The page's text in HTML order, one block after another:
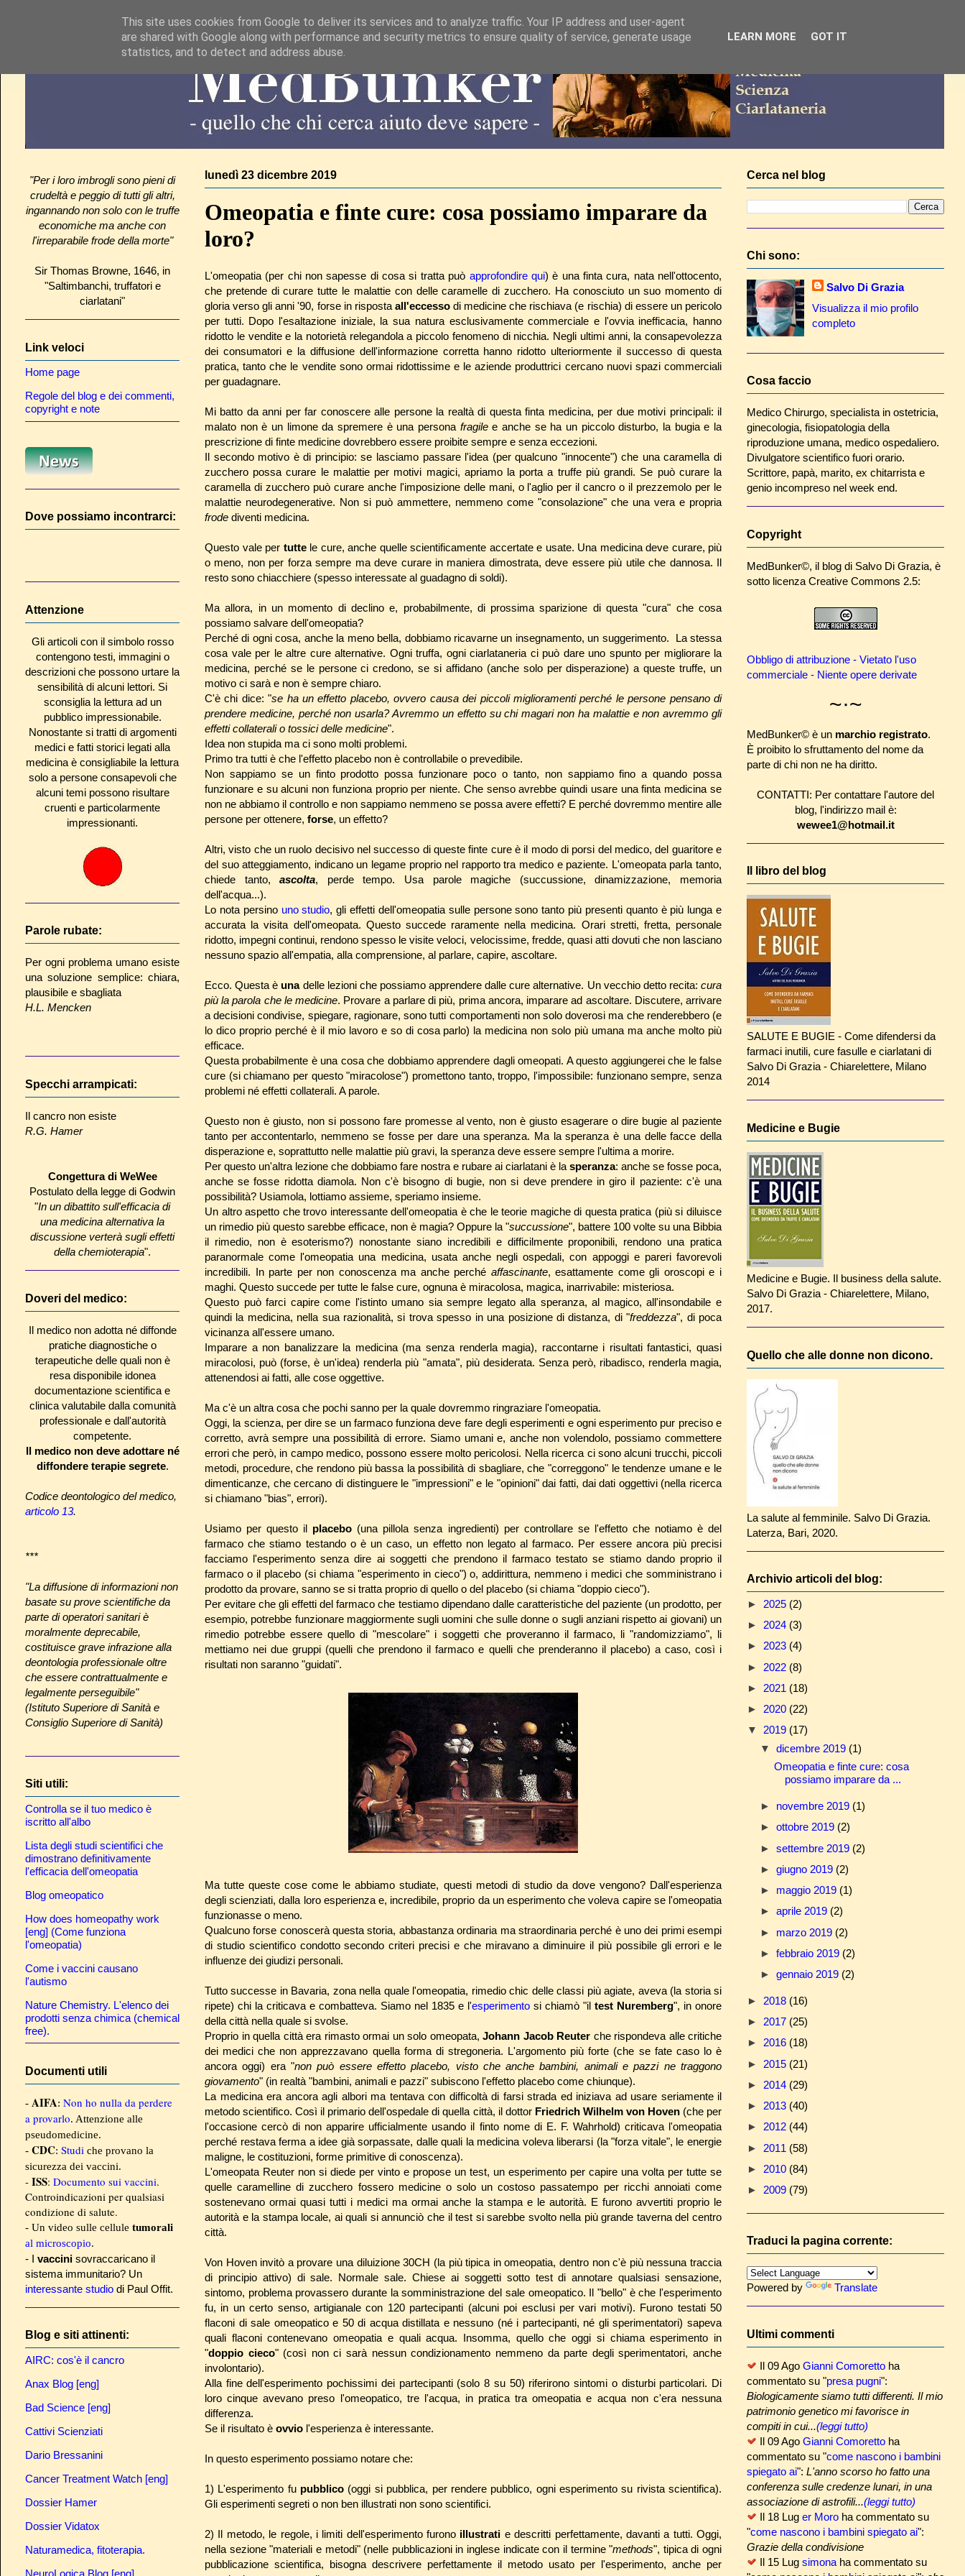
lunedì 23 dicembre 2019
Omeopatia e finte cure: cosa possiamo imparare da
loro?
L'omeopatia (per chi non sapesse di cosa si tratta può approfondire qui) è una finta cura, nata nell'ottocento,
che pretende di curare tutte le malattie con delle caramelle di zucchero. Ha conosciuto un suo momento di
gloria verso gli anni '90, forse in risposta all'eccessodi medicine che rischiava (e rischia) di essere un pericolo
per tutti. Dopo l'esaltazione iniziale, la sua natura esclusivamente commerciale e l'ovvia inefficacia, hanno
ridotto le vendite e la notorietà relegandola a piccolo fenomeno di nicchia. Negli ultimi anni, la consapevolezza
dei consumatori e la diffusione dell'informazione corretta hanno ridotto ulteriormente il successo di questa
pratica, tanto che le vendite sono ormai ridottissime e le aziende produttrici cercano nuovi spazi commerciali
per guadagnare.
Mi batto da anni per far conoscere alle persone la realtà di questa finta medicina, per due motivi principali: il
malato non è un limone da spremere è una persona fragilee anche se ha un piccolo disturbo, la bugia e la
prescrizione di finte medicine dovrebbero essere proibite sempre e senza eccezioni.
Il secondo motivo è di principio: se lasciamo passare l'idea (per qualcuno "innocente") che una caramella di
zucchero possa curare le malattie per motivi magici, apriamo la porta a truffe più grandi. Se può curare la
caramella di zucchero può curare anche l'imposizione delle mani, o l'aglio per il cancro o il prezzemolo per le
malattie neurodegenerative. Non si può ammettere, nemmeno come "consolazione" che una vera e propria
frode diventi medicina.
Questo vale per tutte le cure, anche quelle scientificamente accertate e usate. Una medicina deve curare, più
o meno, non per forza sempre ma deve curare in maniera dimostrata, deve essere più utile che dannosa. Il
resto sono chiacchiere (spesso interessate al guadagno di soldi).
Ma allora, in un momento di declino e, probabilmente, di prossima sparizione di questa "cura" che cosa
possiamo salvare dell'omeopatia?
Perché di ogni cosa, anche la meno bella, dobbiamo ricavarne un insegnamento, un suggerimento. La stessa
cosa vale per le altre cure alternative. Ogni truffa, ogni ciarlataneria ci può dare uno spunto per migliorare la
medicina, perché se le persone ci credono, se si affidano (anche solo per disperazione) a queste truffe, un
motivo ci sarà e non è sempre chiaro.
C'è chi dice: "se ha un effetto placebo, ovvero causa dei piccoli miglioramenti perché le persone pensano di
prendere medicine, perché non usarla? Avremmo un effetto su chi magari non ha malattie e non avremmo gli
effetti collaterali o tossici delle medicine".
Idea non stupida ma ci sono molti problemi.
Primo tra tutti è che l'effetto placebo non è controllabile o prevedibile.
Non sappiamo se un finto prodotto possa funzionare poco o tanto, non sappiamo fino a quando possa
funzionare e su alcuni non funziona proprio per niente. Che senso avrebbe quindi usare una finta medicina se
non ne abbiamo il controllo e non sappiamo nemmeno se possa avere effetti? E perché dovremmo mentire alle
persone per ottenere, forse, un effetto?
Altri, visto che un ruolo decisivo nel successo di queste finte cure è il modo di porsi del medico, del guaritore e
del suo atteggiamento, indicano un legame proprio nel rapporto tra medico e paziente. L'omeopata parla tanto,
chiede tanto,ascolta, perde tempo. Usa parole magiche (succussione, dinamizzazione, memoria
dell'acqua...).
Lo nota persino uno studio, gli effetti dell'omeopatia sulle persone sono tanto più presenti quanto è più lunga e
accurata la visita dell'omeopata. Questo succede raramente nella medicina. Orari stretti, fretta, personale
ridotto, impegni continui, rendono spesso le visite veloci, velocissime, fredde, quasi atti dovuti che non lasciano
nessuno spazio all'empatia, alla comprensione, al parlare, capire, ascoltare.
Ecco. Questa è una delle lezioni che possiamo apprendere dalle cure alternative. Un vecchio detto recita: cura
più la parola che le medicine. Provare a parlare di più, prima ancora, imparare ad ascoltare. Discutere, arrivare
a decisioni condivise, spiegare, ragionare, sono tutti comportamenti non solo doverosi ma che renderebbero (e
lo dico proprio perché è il mio lavoro e so di cosa parlo) la medicina non solo più umana ma anche molto più
efficace.
Questa probabilmente è una cosa che dobbiamo apprendere dagli omeopati. A questo aggiungerei che le false
cure (si chiamano per questo "miracolose") promettono tanto, troppo, l'impossibile: funzionano sempre, senza
problemi né effetti collaterali. A parole.
Questo non è giusto, non si possono fare promesse al vento, non è giusto esagerare o dire bugie al paziente
tanto per accontentarlo, nemmeno se fosse per dare una speranza. Ma la speranza è una delle facce della
disperazione e, soprattutto nelle malattie più gravi, la speranza deve essere sempre l'ultima a morire.
Per questo un'altra lezione che dobbiamo fare nostra e rubare ai ciarlatani è la speranza: anche se fosse poca,
anche se fosse ridotta diamola. Non c'è bisogno di bugie, non si deve prendere in giro il paziente: c'è una
possibilità? Usiamola, lottiamo assieme, speriamo insieme.
Un altro aspetto che trovo interessante dell'omeopatia è che le teorie magiche di questa pratica (più si diluisce
un rimedio più questo sarebbe efficace, non è magia? Oppure la "succussione", battere 100 volte su una Bibbia
il rimedio, non è esoterismo?) nonostante siano incredibili e difficilmente proponibili, rendono una pratica
paranormale come l'omeopatia una medicina, usata anche negli ospedali, con appoggi e pareri favorevoli
incredibili. In parte per non conoscenza ma anche perché affascinante, esattamente come gli oroscopi e i
maghi. Questo succede per tutte le false cure, ognuna è miracolosa, magica, inarrivabile: misteriosa.
Questo può farci capire come l'istinto umano sia sempre legato alla speranza, al magico, all'insondabile e
quindi la medicina, nella sua razionalità, si trova spesso in una posizione di distanza, di "freddezza", di poca
vicinanza all'essere umano.
Imparare a non banalizzare la medicina (ma senza renderla magia), raccontarne i risultati fantastici, quasi
miracolosi, può (forse, è un'idea) renderla più "amata", più desiderata. Senza però, ribadisco, renderla magia,
attenendosi ai fatti, alle cose oggettive.
Ma c'è un altra cosa che pochi sanno per la quale dovremmo ringraziare l'omeopatia.
Oggi, la scienza, per dire se un farmaco funziona deve fare degli esperimenti e ogni esperimento pur preciso e
corretto, avrà sempre una possibilità di errore. Siamo umani e, anche non volendolo, possiamo commettere
errori che però, in campo medico, possono essere molto pericolosi. Nella ricerca ci sono alcuni trucchi, piccoli
metodi, procedure, che rendono più bassa la possibilità di sbagliare, che "correggono" le tendenze umane e le
dimenticanze, che cercano di distinguere le "impressioni" e le "opinioni" dai fatti, dai dati oggettivi (nella ricerca
si chiamano "bias", errori).
Usiamo per questo il placebo (una pillola senza ingredienti) per controllare se l'effetto che notiamo è del
farmaco che stiamo testando o è un caso, un effetto non legato al farmaco. Per essere ancora più precisi
facciamo l'esperimento senza dire ai soggetti che prendono il farmaco testato se stiamo dando proprio il
farmaco o il placebo (si chiama "esperimento in cieco") o, addirittura, nemmeno i medici che somministrano i
prodotto da provare, sanno se si tratta proprio di quello o del placebo (si chiama "doppio cieco").
Per evitare che gli effetti del farmaco che testiamo dipendano dalle caratteristiche del paziente (un prodotto, per
esempio, potrebbe funzionare maggiormente sugli uomini che sulle donne o sugli anziani rispetto ai giovani) un
rimedio potrebbe essere quello di "mescolare" i soggetti che proveranno il farmaco, li "randomizziamo", li
mettiamo nei due gruppi (quelli che prendono il farmaco e quelli che prenderanno il placebo) a caso, così i
risultati non saranno "guidati".
Ma tutte queste cose come le abbiamo studiate, questi metodi di studio da dove vengono? Dall'esperienza
degli scienziati, dalla loro esperienza e, incredibile, proprio da un esperimento che voleva capire se l'omeopatia
funzionasse o meno.
Qualcuno forse conoscerà questa storia, abbastanza ordinaria ma straordinaria perché è uno dei primi esempi
di studio scientifico condotto secondo criteri precisi e che miravano a diminuire il più possibile gli errori e le
influenze dei giudizi personali.
Tutto successe in Bavaria, zona nella quale l'omeopatia, rimedio chic delle classi più agiate, aveva (la storia si
ripete) chi la criticava e combatteva. Siamo nel 1835 e l'esperimento si chiamò "il test Nuremberg", in onore
della città nella quale si svolse.
Proprio in quella città era rimasto ormai un solo omeopata, Johann Jacob Reuter che rispondeva alle critiche
dei medici che non apprezzavano quella forma di stregoneria. L'argomento più forte (che se fate caso lo è
ancora oggi) era "non può essere effetto placebo, visto che anche bambini, animali e pazzi ne traggono
giovamento" (in realtà "bambini, animali e pazzi" subiscono l'effetto placebo come chiunque).
La medicina era ancora agli albori ma tentava con difficoltà di farsi strada ed iniziava ad usare seriamente il
metodo scientifico. Così il primario dell'ospedale di quella città, il dottor Friedrich Wilhelm von Hoven(che per
l'occasione cercò di non apparire ufficialmente usando il finto nome di E. F. Wahrhold) criticava l'omeopatia
perché restava ferma a idee già sorpassate, dalle quali la medicina voleva liberarsi (la "forza vitale", le energie
maligne, le costituzioni, forme primitive di conoscenza).
L'omeopata Reuter non si diede per vinto e propose un test, un esperimento per capire una volta per tutte se
quelle caramelline di zucchero fossero medicine o solo un costoso passatempo per ricchi annoiati come
sostenevano ormai quasi tutti i medici ma ormai anche la stampa e le autorità. E furono avvertiti proprio le
autorità e la stampa locale, ai quali si annunciò che il test si sarebbe svolto nella più grande taverna del centro
città.
Von Hoven invitò a provare una diluizione 30CH (la più tipica in omeopatia, dentro non c'è più nessuna traccia
di principio attivo) di sale. Normale sale. Chiese ai soggetti sotto test di annotare qualsiasi sensazione,
sintomo, problema provassero durante la somministrazione del sale omeopatico. Il "bello" è che l'esperimento
fu, in un certo senso, artigianale con 120 partecipanti (alcuni poi esclusi per vari motivi). Furono testati 50
flaconi di sale omeopatico e 50 di acqua distillata e nessuno (né i partecipanti, né gli sperimentatori) sapeva
quali flaconi contenevano omeopatia e quali acqua. Insomma, quello che oggi si chiama esperimento in
"doppio cieco" (così non ci sarà nessun condizionamento nemmeno da parte degli sperimentatori, anche
involontario).
Alla fine dell'esperimento pochissimi dei partecipanti (solo 8 su 50) riferirono sintomi o disturbi particolari. Di
loro cinque avevano preso l'omeopatico, tre l'acqua, in pratica tra omeopatia e acqua non c'era nessuna
differenza.
Se il risultato è ovvio l'esperienza è interessante.
In questo esperimento possiamo notare che:
1) L'esperimento fu pubblico (oggi si pubblica, per rendere pubblico, ogni esperimento su rivista scientifica).
Gli esperimenti segreti o non ben illustrati non sono scientifici.
2) Il metodo, le regole, i limiti dell'esperimento furono illustrati e descritti perfettamente, davanti a tutti. Oggi,
nella sezione "materiali e metodi" (nelle pubblicazioni in inglese indicate con il termine "methods", tipica di ogni
pubblicazione scientifica, bisogna descrivere perfettamente il metodo usato per l'esperimento, anche per
"Per i loro imbrogli sono pieni di
crudeltà e peggio di tutti gli altri,
ingannando non solo con le truffe
economiche ma anche con
l'irreparabile frode della morte"
Sir Thomas Browne, 1646, in
"Saltimbanchi, truffatori e
ciarlatani"
Link veloci
Home page
Regole del blog e dei commenti,
copyright e note
Dove possiamo incontrarci:
Attenzione
Gli articoli con il simbolo rosso
contengono testi, immagini o
descrizioni che possono urtare la
sensibilità di alcuni lettori. Si
sconsiglia la lettura ad un
pubblico impressionabile.
Nonostante si tratti di argomenti
medici e fatti storici legati alla
medicina è consigliabile la lettura
solo a persone consapevoli che
alcuni temi possono risultare
cruenti e particolarmente
impressionanti.
Parole rubate:
Per ogni problema umano esiste
una soluzione semplice: chiara,
plausibile e sbagliata
H.L. Mencken
Specchi arrampicati:
Il cancro non esiste
R.G. Hamer
Congettura di WeWee
Postulato della legge di Godwin
"In un dibattito sull'efficacia di
una medicina alternativa la
discussione verterà sugli effetti
della chemioterapia".
Doveri del medico:
Il medico non adotta né diffonde
pratiche diagnostiche o
terapeutiche delle quali non è
resa disponibile idonea
documentazione scientifica e
clinica valutabile dalla comunità
professionale e dall'autorità
competente.
Il medico non deve adottare né
diffondere terapie segrete.
Codice deontologico del medico,
articolo 13.
***
"La diffusione di informazioni non
basate su prove scientifiche da
parte di operatori sanitari è
moralmente deprecabile,
costituisce grave infrazione alla
deontologia professionale oltre
che essere contrattualmente e
legalmente perseguibile"
(Istituto Superiore di Sanità e
Consiglio Superiore di Sanità)
Siti utili:
Controlla se il tuo medico è
iscritto all'albo
Lista degli studi scientifici che
dimostrano definitivamente
l'efficacia dell'omeopatia
Blog omeopatico
How does homeopathy work
[eng] (Come funziona
l'omeopatia)
Come i vaccini causano
l'autismo
Nature Chemistry. L'elenco dei
prodotti senza chimica (chemical
free).
Documenti utili
- AIFA: Non ho nulla da perdere
a provarlo. Attenzione alle
pseudomedicine.
- CDC: Studi che provano la
sicurezza dei vaccini.
- ISS: Documento sui vaccini.
Controindicazioni per qualsiasi
condizione di salute.
- Un video sulle cellule tumorali
al microscopio.
- I vaccini sovraccaricano il
sistema immunitario? Un
interessante studio di Paul Offit.
Blog e siti attinenti:
AIRC: cos'è il cancro
Anax Blog [eng]
Bad Science [eng]
Cattivi Scienziati
Dario Bressanini
Cancer Treatment Watch [eng]
Dossier Hamer
Dossier Vidatox
Naturamedica, fitoterapia.
NeuroLogica Blog [eng]
Cerca nel blog
Chi sono:
Salvo Di Grazia
Visualizza il mio profilo
completo
Cosa faccio
Medico Chirurgo, specialista in ostetricia,
ginecologia, fisiopatologia della
riproduzione umana, medico ospedaliero.
Divulgatore scientifico fuori orario.
Scrittore, papà, marito, ex chitarrista e
genio incompreso nel week end.
Copyright
MedBunker©, il blog di Salvo Di Grazia, è
sotto licenza Creative Commons 2.5:
Obbligo di attribuzione - Vietato l'uso
commerciale - Niente opere derivate
~·~
MedBunker© è un marchio registrato.
È proibito lo sfruttamento del nome da
parte di chi non ne ha diritto.
CONTATTI: Per contattare l'autore del
blog, l'indirizzo mail è:
wewee1@hotmail.it
Il libro del blog
SALUTE E BUGIE - Come difendersi da
farmaci inutili, cure fasulle e ciarlatani di
Salvo Di Grazia - Chiarelettere, Milano
2014
Medicine e Bugie
Medicine e Bugie. Il business della salute.
Salvo Di Grazia - Chiarelettere, Milano,
2017.
Quello che alle donne non dicono.
La salute al femminile. Salvo Di Grazia.
Laterza, Bari, 2020.
Archivio articoli del blog:
► 2025 (2)
► 2024 (3)
► 2023 (4)
► 2022 (8)
► 2021 (18)
► 2020 (22)
▼ 2019 (17)
▼ dicembre 2019 (1)
Omeopatia e finte cure: cosa
possiamo imparare da ...
► novembre 2019 (1)
► ottobre 2019 (2)
► settembre 2019 (2)
► giugno 2019 (2)
► maggio 2019 (1)
► aprile 2019 (2)
► marzo 2019 (2)
► febbraio 2019 (2)
► gennaio 2019 (2)
► 2018 (16)
► 2017 (25)
► 2016 (18)
► 2015 (21)
► 2014 (29)
► 2013 (40)
► 2012 (44)
► 2011 (58)
► 2010 (84)
► 2009 (79)
Traduci la pagina corrente:
Powered by Translate
Ultimi commenti
Il 09 Ago Gianni Comoretto ha
commentato su "presa pugni":
Biologicamente siamo tutti differenti. Il mio
patrimonio genetico mi favorisce in
compiti in cui...(leggi tutto)
Il 09 Ago Gianni Comoretto ha
commentato su "come nascono i bambini
spiegato ai": L'anno scorso ho fatto una
conferenza sulle credenze lunari, in una
associazione di astrofili...(leggi tutto)
Il 18 Lug er Moro ha commentato su
"come nascono i bambini spiegato ai":
Grazie della condivisione
Il 15 Lug simona ha commentato su
This site uses cookies from Google to deliver its services and to analyze traffic. Your IP address and user-agent
are shared with Google along with performance and security metrics to ensure quality of service, generate usage
statistics, and to detect and address abuse.
LEARN MORE GOT IT